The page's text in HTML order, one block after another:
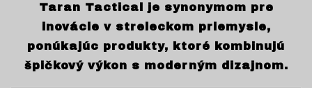
Taran Tactical je synonymom pre
inovácie v streleckom priemysle,
ponúkajúc produkty, ktoré kombinujú
špičkový výkon s moderným dizajnom.